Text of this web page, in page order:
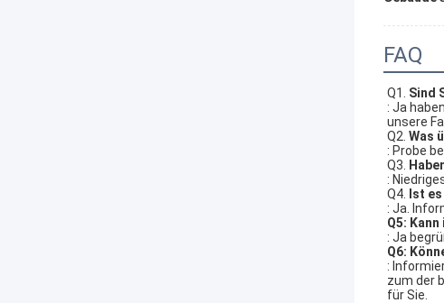
FAQ
Q1. Sind
: Ja
unsere
Q2. Was
: Probe
Q3.
:
Q4.
Ist
: Ja.
Q5:
: Ja
Q6:
:
zum der
für Sie.